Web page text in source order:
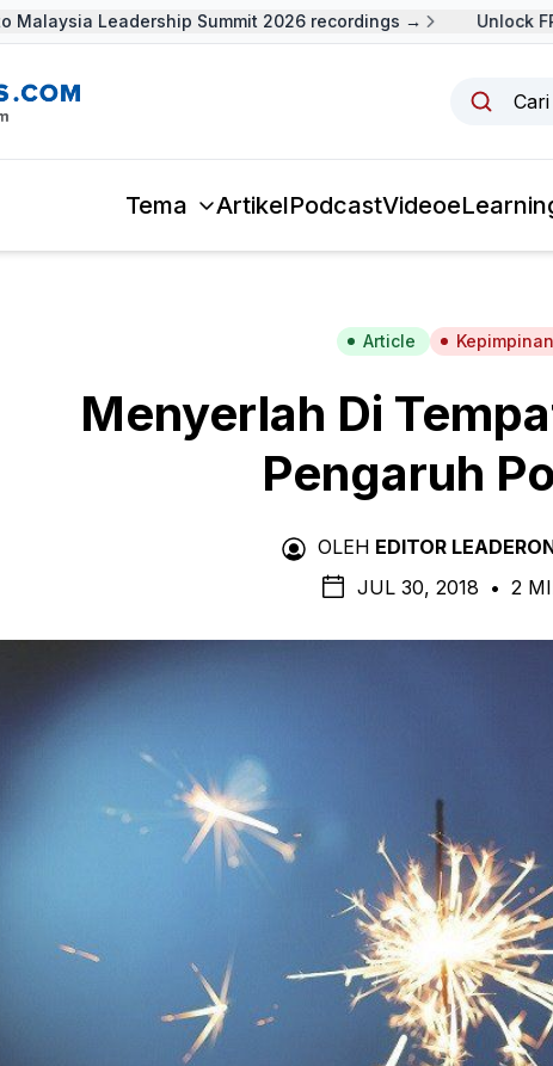
Malaysia Leadership Summit 2026 recordings → Unlock
Tema ArtikelPodcastVideo
Article Kepimpinan
Menyerlah Di
Pengaruh
OLEH EDITOR
JUL 30, 2018 • 2